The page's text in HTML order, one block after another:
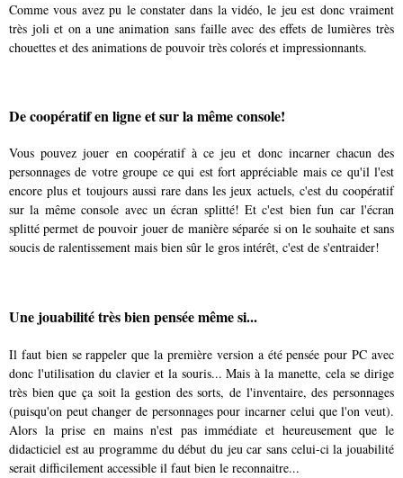
Comme vous avez pu le constater dans la vidéo, le jeu est donc vraiment
très joli et on a une animation sans faille avec des effets de lumières très
chouettes et des animations de pouvoir très colorés et impressionnants.
De coopératif en ligne et sur la même console!
Vous pouvez jouer en coopératif à ce jeu et donc incarner chacun des
personnages de votre groupe ce qui est fort appréciable mais ce qu'il l'est
encore plus et toujours aussi rare dans les jeux actuels, c'est du coopératif
sur la même console avec un écran splitté! Et c'est bien fun car l'écran
splitté permet de pouvoir jouer de manière séparée si on le souhaite et sans
soucis de ralentissement mais bien sûr le gros intérêt, c'est de s'entraider!
Une jouabilité très bien pensée même si...
Il faut bien se rappeler que la première version a été pensée pour PC avec
donc l'utilisation du clavier et la souris... Mais à la manette, cela se dirige
très bien que ça soit la gestion des sorts, de l'inventaire, des personnages
(puisqu'on peut changer de personnages pour incarner celui que l'on veut).
Alors la prise en mains n'est pas immédiate et heureusement que le
didacticiel est au programme du début du jeu car sans celui-ci la jouabilité
serait difficilement accessible il faut bien le reconnaitre...